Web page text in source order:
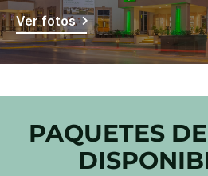
Ver fotos
PAQUETES